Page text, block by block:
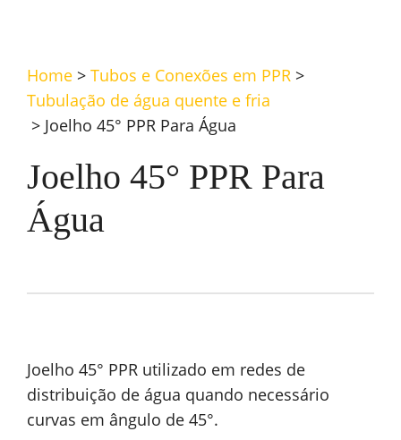
Home > Tubos e Conexões em PPR >
Tubulação de água quente e fria
> Joelho 45° PPR Para Água
Joelho 45° PPR Para
Água
Joelho 45° PPR utilizado em redes de
distribuição de água quando necessário
curvas em ângulo de 45°.